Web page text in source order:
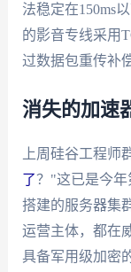
法稳定在150ms
的影音专线采用
过数据包重传补
消失的加速
上周硅谷工程师
了？"这已是今年
搭建的服务器集
运营主体，都在
具备军用级加密